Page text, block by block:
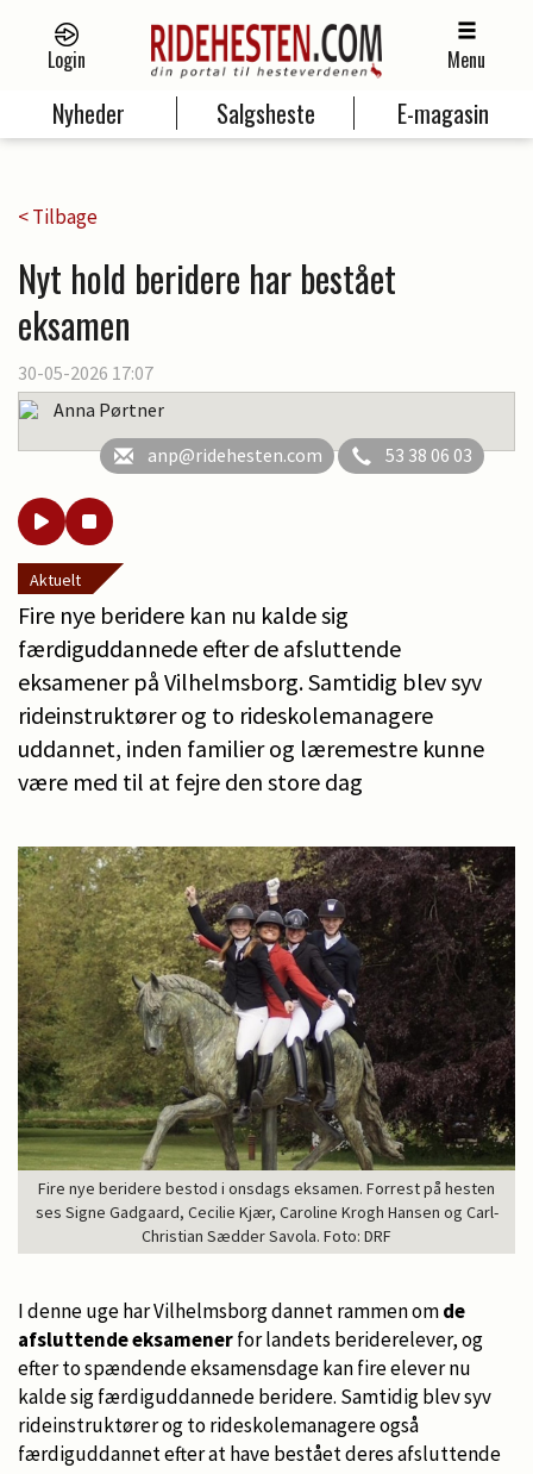
Login Menu
Nyheder Salgsheste E-magasin
< Tilbage
Nyt hold beridere har bestået
eksamen
30-05-2026 17:07
Anna Pørtner
anp@ridehesten.com
53 38 06 03
Aktuelt
Fire nye beridere kan nu kalde sig
færdiguddannede efter de afsluttende
eksamener på Vilhelmsborg. Samtidig blev syv
rideinstruktører og to rideskolemanagere
uddannet, inden familier og læremestre kunne
være med til at fejre den store dag
Fire nye beridere bestod i onsdags eksamen. Forrest på hesten
ses Signe Gadgaard, Cecilie Kjær, Caroline Krogh Hansen og Carl-
Christian Sædder Savola. Foto: DRF
I denne uge har Vilhelmsborg dannet rammen omde
afsluttende eksamenerfor landets beriderelever, og
efter to spændende eksamensdage kan fire elever nu
kalde sig færdiguddannede beridere. Samtidig blev syv
rideinstruktører og to rideskolemanagere også
færdiguddannet efter at have bestået deres afsluttende